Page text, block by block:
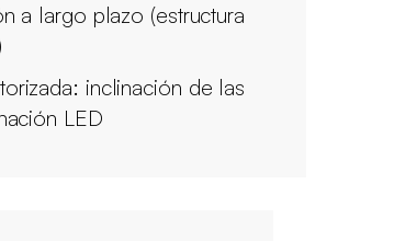
a largo plazo (estructura
inclinación de las
LED